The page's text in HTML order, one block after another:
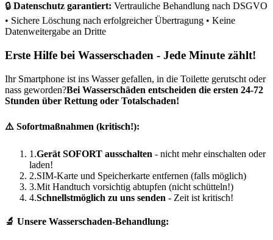
🔒 Datenschutz garantiert: Vertrauliche Behandlung nach DSGVO
• Sichere Löschung nach erfolgreicher Übertragung • Keine
Datenweitergabe an Dritte
Erste Hilfe bei Wasserschaden - Jede Minute zählt!
Ihr Smartphone ist ins Wasser gefallen, in die Toilette gerutscht oder
nass geworden?Bei Wasserschäden entscheiden die ersten 24-72
Stunden über Rettung oder Totalschaden!
⚠️ Sofortmaßnahmen (kritisch!):
1.Gerät SOFORT ausschalten - nicht mehr einschalten oder
laden!
2.SIM-Karte und Speicherkarte entfernen (falls möglich)
3.Mit Handtuch vorsichtig abtupfen (nicht schütteln!)
4.Schnellstmöglich zu uns senden - Zeit ist kritisch!
🔬 Unsere Wasserschaden-Behandlung: